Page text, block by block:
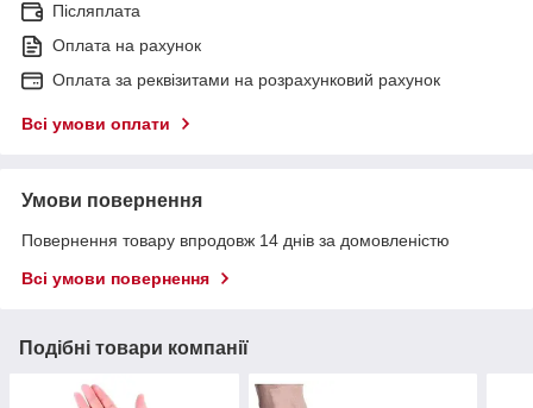
Післяплата
Оплата на рахунок
Оплата за реквізитами на розрахунковий рахунок
Всі умови оплати
Умови повернення
Повернення товару впродовж 14 днів за домовленістю
Всі умови повернення
Подібні товари компанії